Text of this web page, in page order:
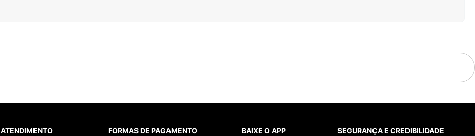
ATENDIMENTO FORMAS DE PAGAMENTO BAIXE O APP SEGURANÇA E CREDIBILIDADE